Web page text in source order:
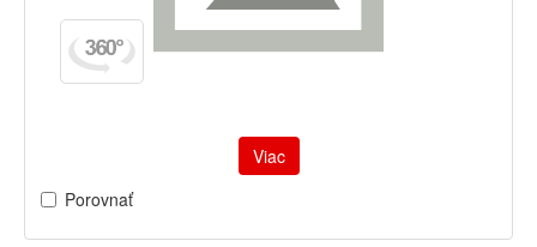
Viac
Porovnať